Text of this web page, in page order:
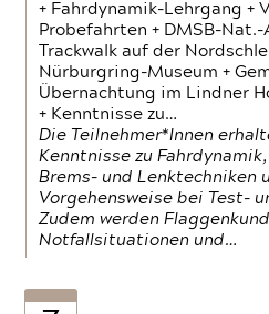
+ Fahrdynamik-Lehrgang +
Probefahrten + DMSB-Nat.-
Trackwalk auf der
Nürburgring-Museum +
Übernachtung im Lindner
+ Kenntnisse zu…
Die Teilnehmer*Innen
Kenntnisse zu
Brems- und Lenktechniken
Vorgehensweise bei Test-
Zudem werden
Notfallsituationen und…